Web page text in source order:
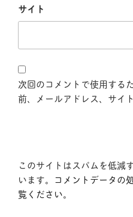
サイト
次回のコメントで使用する
前、メールアドレス、サイ
このサイトはスパムを低減
います。 コメントデータの
覧ください。